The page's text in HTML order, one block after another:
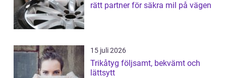
rätt partner för säkra mil på vägen
15 juli 2026
Trikåtyg följsamt, bekvämt och
lättsytt